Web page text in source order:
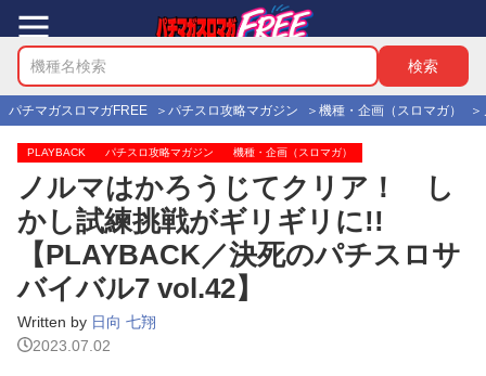
パチマガスロマガFREE パチスロ攻略マガジン 機種・企画（スロマガ）
PLAYBACK パチスロ攻略マガジン 機種・企画（スロマガ）
ノルマはかろうじてクリア！ し
かし試練挑戦がギリギリに!!
【PLAYBACK／決死のパチスロサ
バイバル7 vol.42】
Written by 日向 七翔
2023.07.02